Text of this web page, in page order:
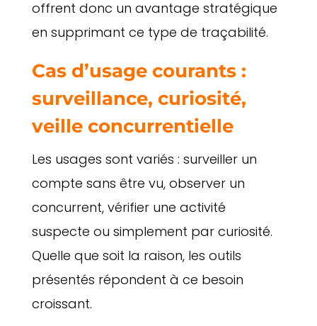
offrent donc un avantage stratégique
en supprimant ce type de traçabilité.
Cas d’usage courants :
surveillance, curiosité,
veille concurrentielle
Les usages sont variés : surveiller un
compte sans être vu, observer un
concurrent, vérifier une activité
suspecte ou simplement par curiosité.
Quelle que soit la raison, les outils
présentés répondent à ce besoin
croissant.